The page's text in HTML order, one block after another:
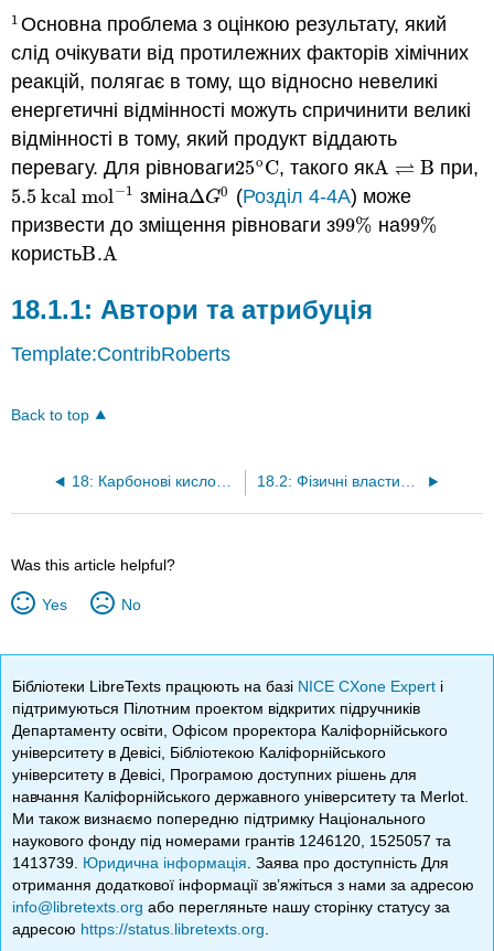
1
1Основна проблема з оцінкою результату, який
слід очікувати від протилежних факторів хімічних
реакцій, полягає в тому, що відносно невеликі
енергетичні відмінності можуть спричинити великі
відмінності в тому, який продукт віддають
перевагу. Для рівноваги25o C
25oC, такого якA ⇌ B
A⇌B при,
5.5 kcal mol−1
5.5 kcal mol−1 змінаΔG0
ΔG0 (Розділ 4-4A) може
призвести до зміщення рівноваги з99%
99% на99%
99%
користьB
B.A
A
Автори та атрибуція
Template:ContribRoberts
Back to top
18: Карбонові кислоти та їх похідні 18.2: Фізичні властивості карбонових кислот
Was this article helpful?
Yes No
Бібліотеки LibreTexts працюють на базі NICE CXone Expert і
підтримуються Пілотним проектом відкритих підручників
Департаменту освіти, Офісом проректора Каліфорнійського
університету в Девісі, Бібліотекою Каліфорнійського
університету в Девісі, Програмою доступних рішень для
навчання Каліфорнійського державного університету та Merlot.
Ми також визнаємо попередню підтримку Національного
наукового фонду під номерами грантів 1246120, 1525057 та
1413739. Юридична інформація . Заява про доступність Для
отримання додаткової інформації зв’яжіться з нами за адресою
info@libretexts.org або перегляньте нашу сторінку статусу за
адресою https://status.libretexts.org